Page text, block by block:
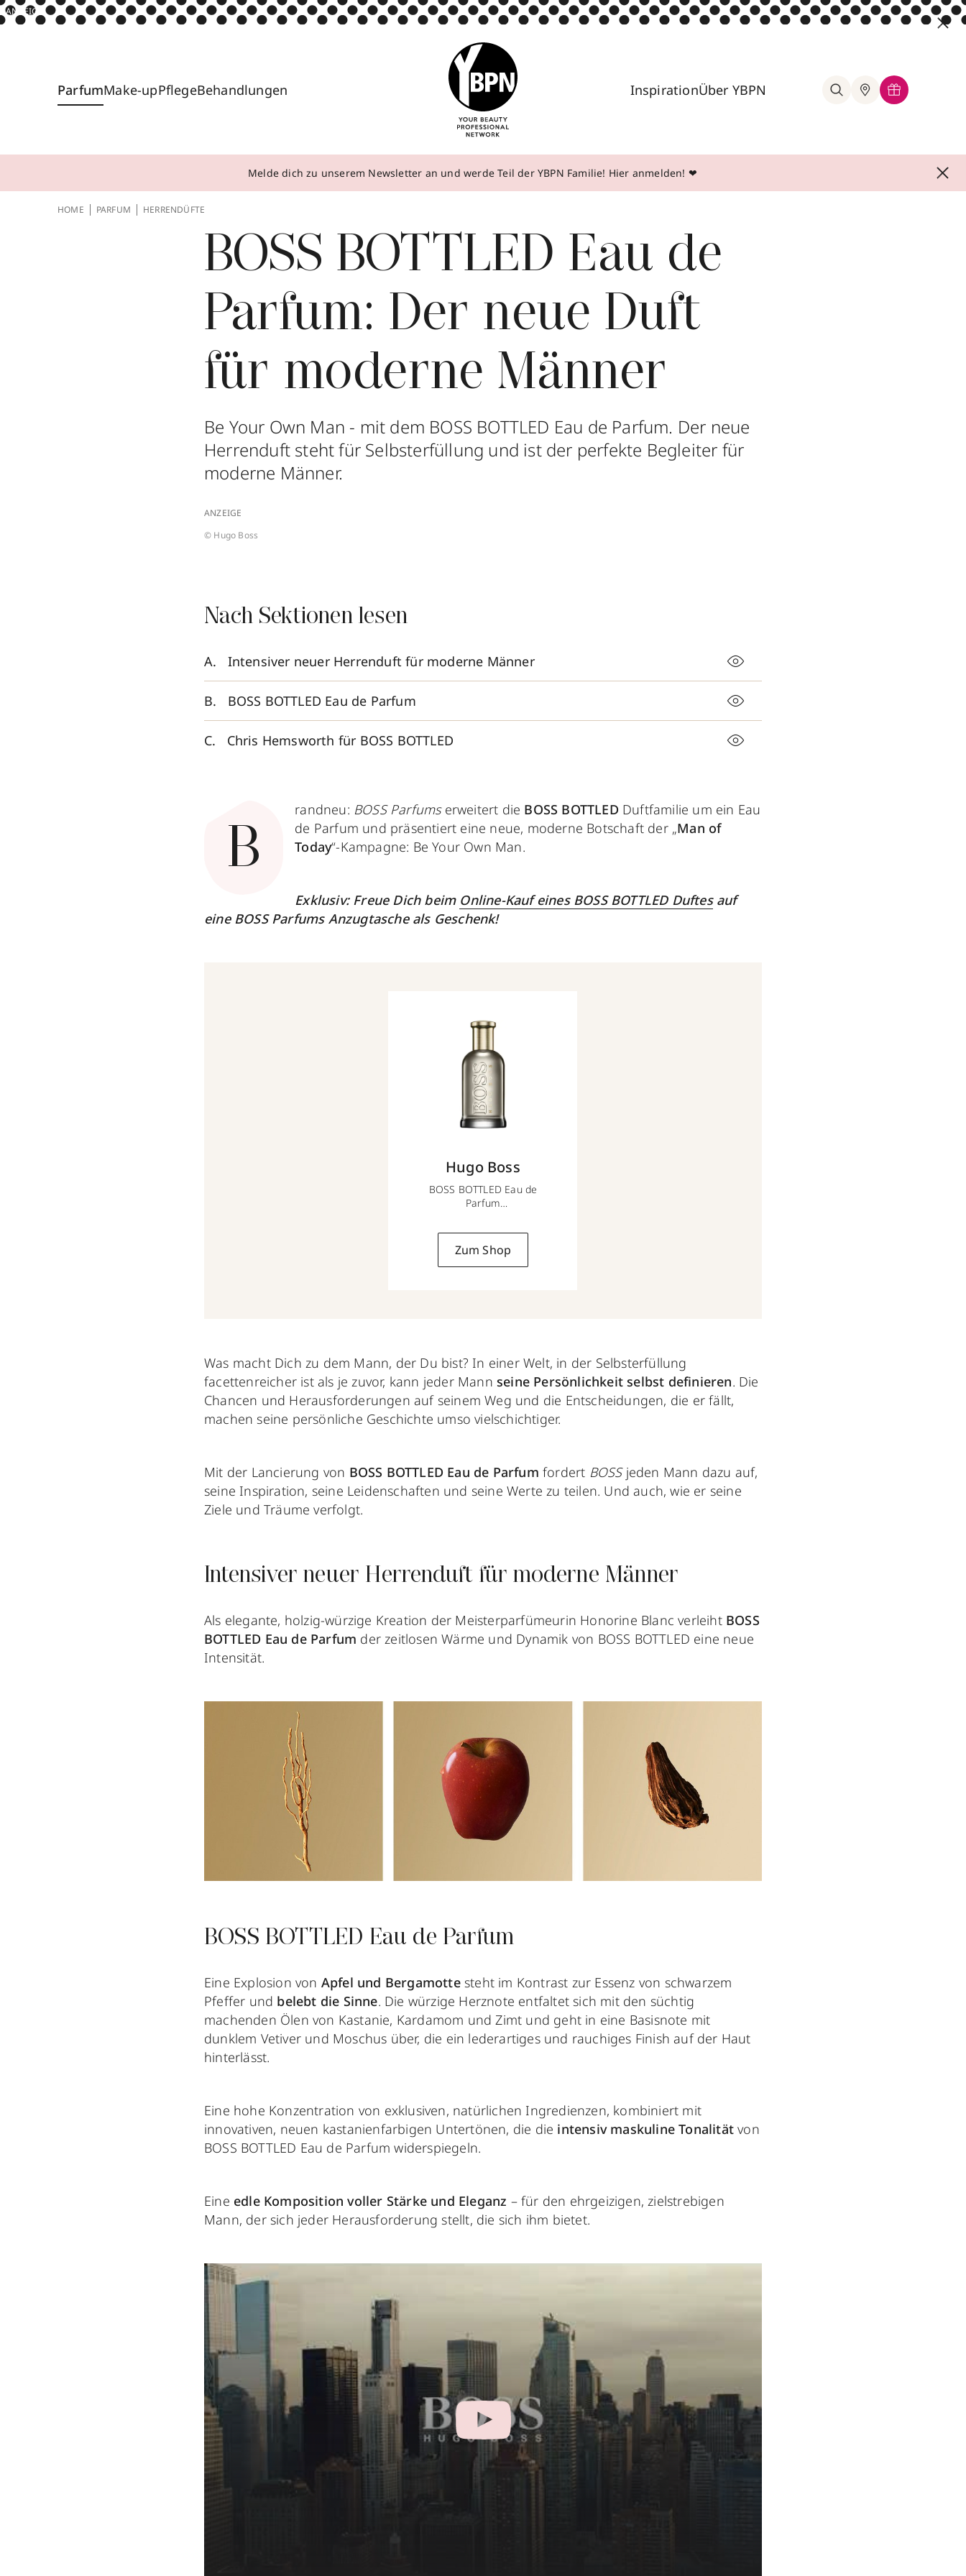
ANZEIGE
ParfumMake-upPflegeBehandlungen InspirationÜber YBPN
Melde dich zu unserem Newsletter an und werde Teil der YBPN Familie! Hier anmelden! ❤
HOME PARFUM HERRENDÜFTE
BOSS BOTTLED Eau de
Parfum: Der neue Duft
für moderne Männer
Be Your Own Man - mit dem BOSS BOTTLED Eau de Parfum. Der neue
Herrenduft steht für Selbsterfüllung und ist der perfekte Begleiter für
moderne Männer.
ANZEIGE
© Hugo Boss
Nach Sektionen lesen
Intensiver neuer Herrenduft für moderne Männer
BOSS BOTTLED Eau de Parfum
Chris Hemsworth für BOSS BOTTLED
B
randneu: BOSS Parfumserweitert die BOSS BOTTLED Duftfamilie um ein Eau
de Parfum und präsentiert eine neue, moderne Botschaft der „Man of
Today“-Kampagne: Be Your Own Man.
Exklusiv: Freue Dich beim Online-Kauf eines BOSS BOTTLED Duftesauf
eine BOSS Parfums Anzugtasche als Geschenk!
Hugo Boss
BOSS BOTTLED Eau de
Parfum
Zum Shop
Was macht Dich zu dem Mann, der Du bist? In einer Welt, in der Selbsterfüllung
facettenreicher ist als je zuvor, kann jeder Mann seine Persönlichkeit selbst definieren. Die
Chancen und Herausforderungen auf seinem Weg und die Entscheidungen, die er fällt,
machen seine persönliche Geschichte umso vielschichtiger.
Mit der Lancierung von BOSS BOTTLED Eau de Parfum fordert BOSSjeden Mann dazu auf,
seine Inspiration, seine Leidenschaften und seine Werte zu teilen. Und auch, wie er seine
Ziele und Träume verfolgt.
Intensiver neuer Herrenduft für moderne Männer
Als elegante, holzig-würzige Kreation der Meisterparfümeurin Honorine Blanc verleiht BOSS
BOTTLED Eau de Parfum der zeitlosen Wärme und Dynamik von BOSS BOTTLED eine neue
Intensität.
BOSS BOTTLED Eau de Parfum
Eine Explosion von Apfel und Bergamottesteht im Kontrast zur Essenz von schwarzem
Pfeffer und belebt die Sinne. Die würzige Herznote entfaltet sich mit den süchtig
machenden Ölen von Kastanie, Kardamom und Zimt und geht in eine Basisnote mit
dunklem Vetiver und Moschus über, die ein lederartiges und rauchiges Finish auf der Haut
hinterlässt.
Eine hohe Konzentration von exklusiven, natürlichen Ingredienzen, kombiniert mit
innovativen, neuen kastanienfarbigen Untertönen, die die intensiv maskuline Tonalität von
BOSS BOTTLED Eau de Parfum widerspiegeln.
Eine edle Komposition voller Stärke und Eleganz – für den ehrgeizigen, zielstrebigen
Mann, der sich jeder Herausforderung stellt, die sich ihm bietet.